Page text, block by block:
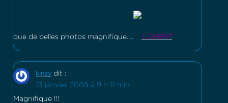
que de belles photos magnifique…. LORENT
kinzy dit :
13 janvier 2009 à 9 h 11 min
Magnifique !!!